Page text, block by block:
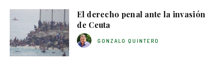
El derecho penal ante la invasión
de Ceuta
GONZALO QUINTERO